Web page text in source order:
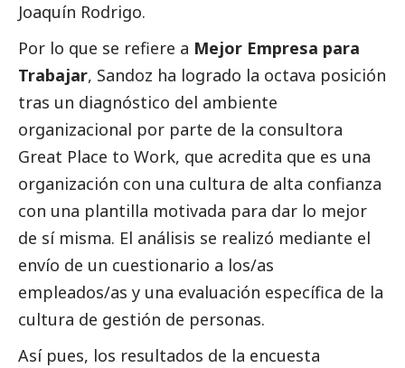
Joaquín Rodrigo.
Por lo que se refiere a Mejor Empresa para
Trabajar, Sandoz ha logrado la octava posición
tras un diagnóstico del ambiente
organizacional por parte de la consultora
Great Place to Work, que acredita que es una
organización con una cultura de alta confianza
con una plantilla motivada para dar lo mejor
de sí misma. El análisis se realizó mediante el
envío de un cuestionario a los/as
empleados/as y una evaluación específica de la
cultura de gestión de personas.
Así pues, los resultados de la encuesta